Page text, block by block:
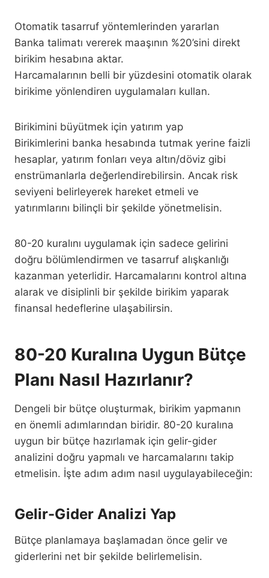
Otomatik tasarruf yöntemlerinden yararlan
Banka talimatı vererek maaşının %20’sini direkt
birikim hesabına aktar.
Harcamalarının belli bir yüzdesini otomatik olarak
birikime yönlendiren uygulamaları kullan.
Birikimini büyütmek için yatırım yap
Birikimlerini banka hesabında tutmak yerine faizli
hesaplar, yatırım fonları veya altın/döviz gibi
enstrümanlarla değerlendirebilirsin. Ancak risk
seviyeni belirleyerek hareket etmeli ve
yatırımlarını bilinçli bir şekilde yönetmelisin.
80-20 kuralını uygulamak için sadece gelirini
doğru bölümlendirmen ve tasarruf alışkanlığı
kazanman yeterlidir. Harcamalarını kontrol altına
alarak ve disiplinli bir şekilde birikim yaparak
finansal hedeflerine ulaşabilirsin.
80-20 Kuralına Uygun Bütçe
Planı Nasıl Hazırlanır?
Dengeli bir bütçe oluşturmak, birikim yapmanın
en önemli adımlarından biridir. 80-20 kuralına
uygun bir bütçe hazırlamak için gelir-gider
analizini doğru yapmalı ve harcamalarını takip
etmelisin. İşte adım adım nasıl uygulayabileceğin:
Gelir-Gider Analizi Yap
Bütçe planlamaya başlamadan önce gelir ve
giderlerini net bir şekilde belirlemelisin.